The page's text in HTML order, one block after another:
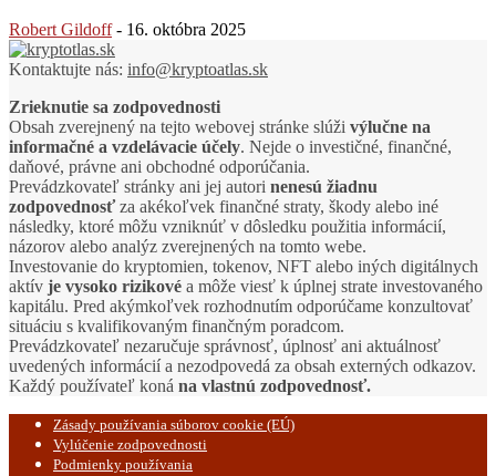
Robert Gildoff - 16. októbra 2025
Kontaktujte nás: info@kryptoatlas.sk
Zrieknutie sa zodpovednosti
Obsah zverejnený na tejto webovej stránke slúži výlučne na
informačné a vzdelávacie účely. Nejde o investičné, finančné,
daňové, právne ani obchodné odporúčania.
Prevádzkovateľ stránky ani jej autori nenesú žiadnu
zodpovednosťza akékoľvek finančné straty, škody alebo iné
následky, ktoré môžu vzniknúť v dôsledku použitia informácií,
názorov alebo analýz zverejnených na tomto webe.
Investovanie do kryptomien, tokenov, NFT alebo iných digitálnych
aktív je vysoko rizikové a môže viesť k úplnej strate investovaného
kapitálu. Pred akýmkoľvek rozhodnutím odporúčame konzultovať
situáciu s kvalifikovaným finančným poradcom.
Prevádzkovateľ nezaručuje správnosť, úplnosť ani aktuálnosť
uvedených informácií a nezodpovedá za obsah externých odkazov.
Každý používateľ koná na vlastnú zodpovednosť.
Zásady používania súborov cookie (EÚ)
Vylúčenie zodpovednosti
Podmienky používania